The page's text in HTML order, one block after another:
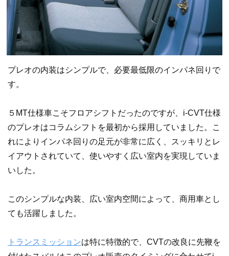
プレオの内装はシンプルで、必要最低限のインパネ回りで
す。
５MT仕様車こそフロアシフトだったのですが、i-CVT仕様
のプレオはコラムシフトを最初から採用していました。こ
れによりインパネ回りの足元が非常に広く、スッキリとレ
イアウトされていて、使いやすく広い室内を実現していま
いした。
このシンプルな内装、広い室内空間によって、商用車とし
ても活躍しました。
トランスミッションは特に特徴的で、CVTの改良に先鞭を